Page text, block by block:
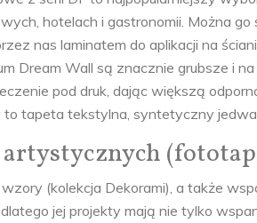
hotelach i gastronomii. Można
nas laminatem do aplikacji na
Dream Wall są znacznie grubsze i
pod druk, dając większą
to tapeta tekstylna, syntetyczny
(kolekcja Dekorami), a także
jej projekty mają nie tylko